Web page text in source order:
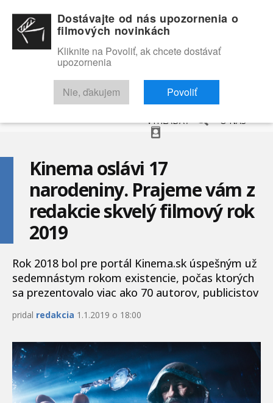
RECENZIE TRAILERY FILMOVÁ DATABÁZA
VYHĽADAŤ O NÁS
Kinema oslávi 17
narodeniny. Prajeme vám z
redakcie skvelý filmový rok
2019
Rok 2018 bol pre portál Kinema.sk úspešným už
sedemnástym rokom existencie, počas ktorých
sa prezentovalo viac ako 70 autorov, publicistov
pridal redakcia 1.1.2019 o 18:00
Dostávajte od nás upozornenia o
filmových novinkách
Kliknite na Povoliť, ak chcete dostávať
upozornenia
Nie, ďakujem Povoliť